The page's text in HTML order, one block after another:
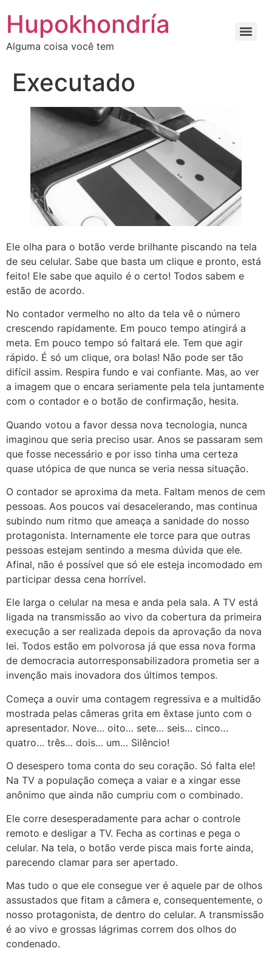
para
conteúdo
Hupokhondría
Alguma coisa você tem
Executado
Ele olha para o botão verde brilhante piscando na tela
de seu celular. Sabe que basta um clique e pronto, está
feito! Ele sabe que aquilo é o certo! Todos sabem e
estão de acordo.
No contador vermelho no alto da tela vê o número
crescendo rapidamente. Em pouco tempo atingirá a
meta. Em pouco tempo só faltará ele. Tem que agir
rápido. É só um clique, ora bolas! Não pode ser tão
difícil assim. Respira fundo e vai confiante. Mas, ao ver
a imagem que o encara seriamente pela tela juntamente
com o contador e o botão de confirmação, hesita.
Quando votou a favor dessa nova tecnologia, nunca
imaginou que seria preciso usar. Anos se passaram sem
que fosse necessário e por isso tinha uma certeza
quase utópica de que nunca se veria nessa situação.
O contador se aproxima da meta. Faltam menos de cem
pessoas. Aos poucos vai desacelerando, mas continua
subindo num ritmo que ameaça a sanidade do nosso
protagonista. Internamente ele torce para que outras
pessoas estejam sentindo a mesma dúvida que ele.
Afinal, não é possível que só ele esteja incomodado em
participar dessa cena horrível.
Ele larga o celular na mesa e anda pela sala. A TV está
ligada na transmissão ao vivo da cobertura da primeira
execução a ser realizada depois da aprovação da nova
lei. Todos estão em polvorosa já que essa nova forma
de democracia autorresponsabilizadora prometia ser a
invenção mais inovadora dos últimos tempos.
Começa a ouvir uma contagem regressiva e a multidão
mostrada pelas câmeras grita em êxtase junto com o
apresentador. Nove… oito… sete… seis… cinco…
quatro… três… dois… um… Silêncio!
O desespero toma conta do seu coração. Só falta ele!
Na TV a população começa a vaiar e a xingar esse
anônimo que ainda não cumpriu com o combinado.
Ele corre desesperadamente para achar o controle
remoto e desligar a TV. Fecha as cortinas e pega o
celular. Na tela, o botão verde pisca mais forte ainda,
parecendo clamar para ser apertado.
Mas tudo o que ele consegue ver é aquele par de olhos
assustados que fitam a câmera e, consequentemente, o
nosso protagonista, de dentro do celular. A transmissão
é ao vivo e grossas lágrimas correm dos olhos do
condenado.